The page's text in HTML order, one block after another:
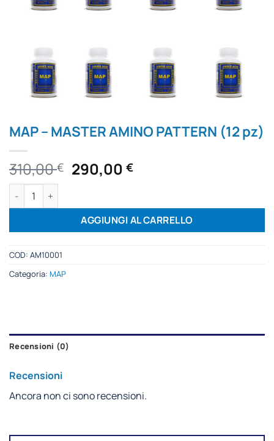
MAP – MASTER AMINO PATTERN (12 pz)
Il
prezzo
originale
era:
310,00 €.
310,00€ Il
prezzo
è:
310,00 €.
290,00€
MAP – MASTER AMINO PATTERN (12 pz) quantità
AGGIUNGI AL CARRELLO
COD: AM10001
Categoria: MAP
Recensioni (0)
Recensioni
Ancora non ci sono recensioni.